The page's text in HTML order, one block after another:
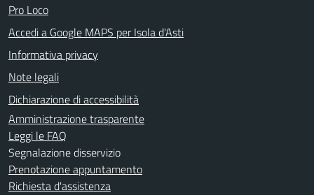
Pro Loco
Accedi a Google MAPS per Isola d'Asti
Informativa privacy
Note legali
Dichiarazione di accessibilità
Amministrazione trasparente
Leggi le FAQ
Segnalazione disservizio
Prenotazione appuntamento
Richiesta d'assistenza